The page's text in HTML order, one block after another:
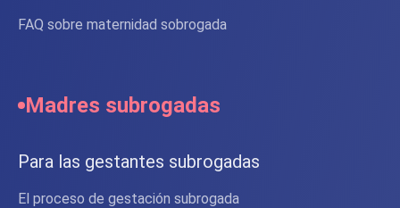
FAQ sobre maternidad sobrogada
Madres subrogadas
Para las gestantes subrogadas
El proceso de gestación subrogada